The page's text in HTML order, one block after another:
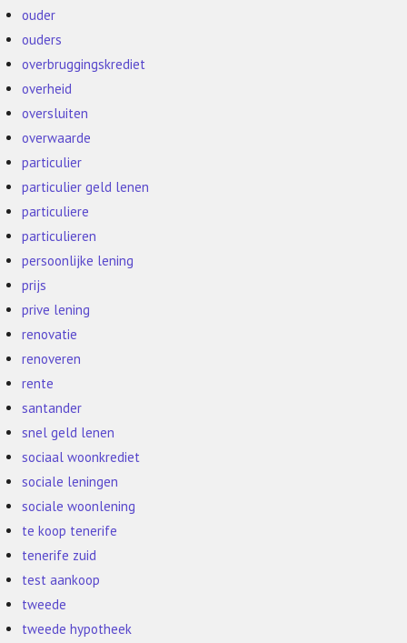
ouder
ouders
overbruggingskrediet
overheid
oversluiten
overwaarde
particulier
particulier geld lenen
particuliere
particulieren
persoonlijke lening
prijs
prive lening
renovatie
renoveren
rente
santander
snel geld lenen
sociaal woonkrediet
sociale leningen
sociale woonlening
te koop tenerife
tenerife zuid
test aankoop
tweede
tweede hypotheek